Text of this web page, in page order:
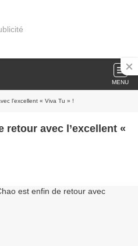
MENU
l’excellent « Viva Tu » !
retour avec l’excellent «